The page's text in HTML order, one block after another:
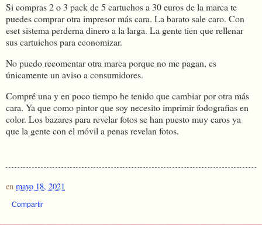
Si compras 2 o 3 pack de 5 cartuchos a 30 euros de la marca te
puedes comprar otra impresor más cara. La barato sale caro. Con
eset sistema perderna dinero a la larga. La gente tien que rellenar
sus cartuichos para economizar.
No puedo recomentar otra marca porque no me pagan, es
únicamente un aviso a consumidores.
Compré una y en poco tiempo he tenido que cambiar por otra más
cara. Ya que como pintor que soy necesito imprimir fodografias en
color. Los bazares para revelar fotos se han puesto muy caros ya
que la gente con el móvil a penas revelan fotos.
en mayo 18, 2021
Compartir